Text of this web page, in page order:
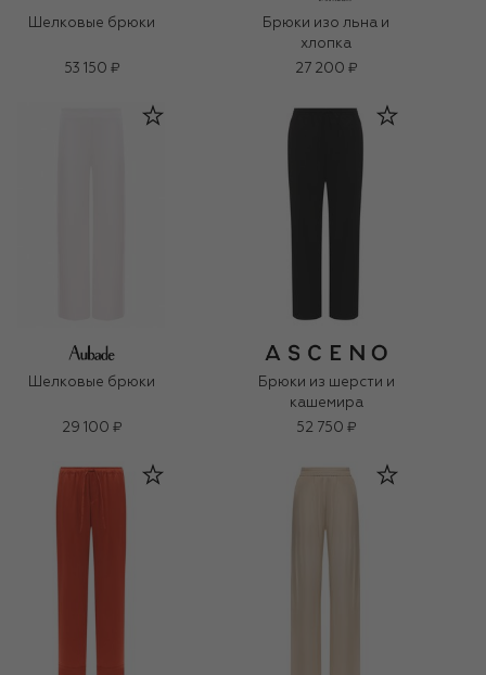
Шелковые брюки
53 150 ₽
Брюки изо льна и
хлопка
27 200 ₽
Шелковые брюки
29 100 ₽
Брюки из шерсти и
кашемира
52 750 ₽